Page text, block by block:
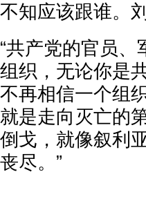
不知应该跟谁。
“共产党的官员
组织，无论你是
不再相信一个组
就是走向灭亡的
倒戈，就像叙利
丧尽。”